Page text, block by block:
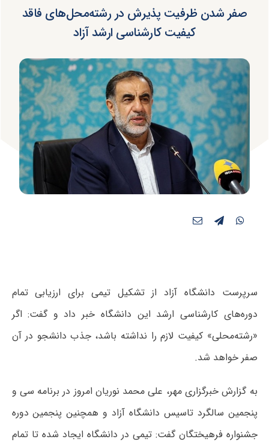
صفر شدن ظرفیت پذیرش در رشته‌محل‌های فاقد
کیفیت کارشناسی ارشد آزاد
سرپرست دانشگاه آزاد از تشکیل تیمی برای ارزیابی تمام
دوره‌های کارشناسی ارشد این دانشگاه خبر داد و گفت: اگر
«رشته‌محلی» کیفیت لازم را نداشته باشد، جذب دانشجو در آن
صفر خواهد شد.
به گزارش خبرگزاری مهر، علی محمد نوریان امروز در برنامه سی‌ و
پنجمین سالگرد تاسیس دانشگاه آزاد و همچنین پنجمین دوره
جشنواره فرهیختگان گفت: تیمی در دانشگاه ایجاد شده تا تمام